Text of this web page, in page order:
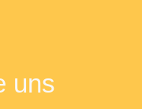
uns